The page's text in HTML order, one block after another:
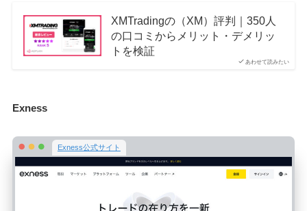
あわせて読みたい
XMTradingの（XM）評判｜350人
の口コミからメリット・デメリッ
トを検証
Exness
Exness公式サイト